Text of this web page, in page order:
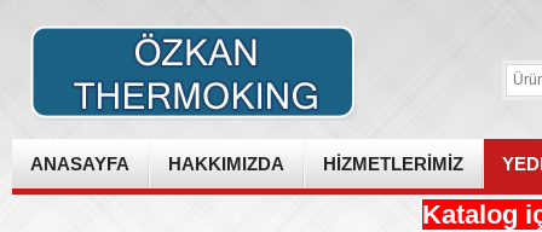
ANASAYFA HAKKIMIZDA HİZMETLERİMİZ
Katalog